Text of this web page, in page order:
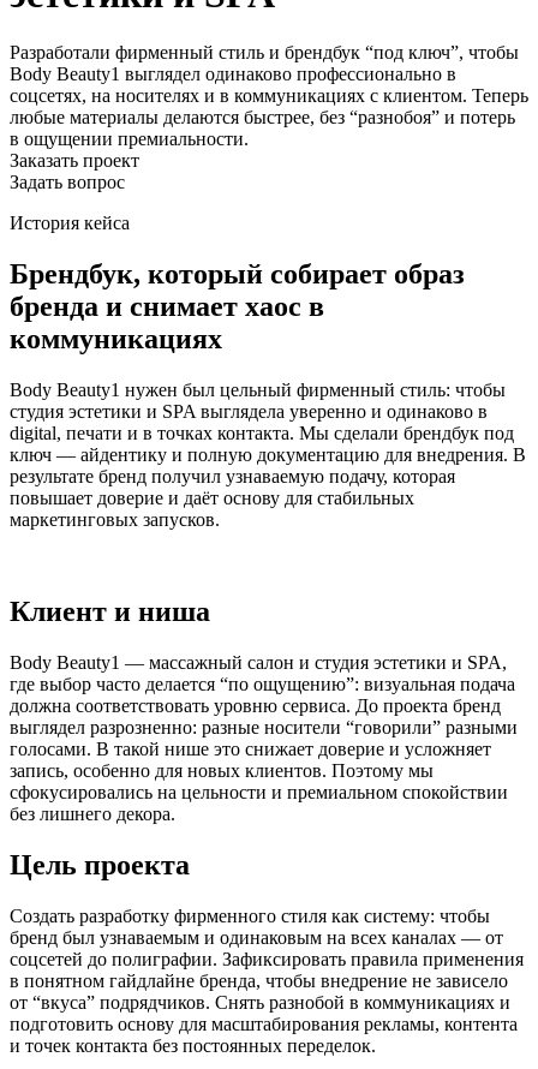
Разработали фирменный стиль и брендбук “под ключ”, чтобы
Body Beauty1 выглядел одинаково профессионально в
соцсетях, на носителях и в коммуникациях с клиентом. Теперь
любые материалы делаются быстрее, без “разнобоя” и потерь
в ощущении премиальности.
Заказать проект
Задать вопрос
История кейса
Брендбук, который собирает образ
бренда и снимает хаос в
коммуникациях
Body Beauty1 нужен был цельный фирменный стиль: чтобы
студия эстетики и SPA выглядела уверенно и одинаково в
digital, печати и в точках контакта. Мы сделали брендбук под
ключ — айдентику и полную документацию для внедрения. В
результате бренд получил узнаваемую подачу, которая
повышает доверие и даёт основу для стабильных
маркетинговых запусков.
Клиент и ниша
Body Beauty1 — массажный салон и студия эстетики и SPA,
где выбор часто делается “по ощущению”: визуальная подача
должна соответствовать уровню сервиса. До проекта бренд
выглядел разрозненно: разные носители “говорили” разными
голосами. В такой нише это снижает доверие и усложняет
запись, особенно для новых клиентов. Поэтому мы
сфокусировались на цельности и премиальном спокойствии
без лишнего декора.
Цель проекта
Создать разработку фирменного стиля как систему: чтобы
бренд был узнаваемым и одинаковым на всех каналах — от
соцсетей до полиграфии. Зафиксировать правила применения
в понятном гайдлайне бренда, чтобы внедрение не зависело
от “вкуса” подрядчиков. Снять разнобой в коммуникациях и
подготовить основу для масштабирования рекламы, контента
и точек контакта без постоянных переделок.